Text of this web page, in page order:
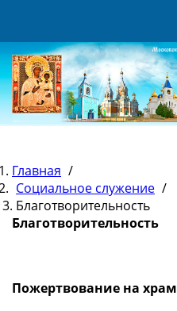
Главная /
Социальное служение /
Благотворительность
Благотворительность
Пожертвование на храм